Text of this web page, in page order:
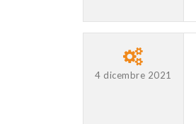
4 dicembre 2021